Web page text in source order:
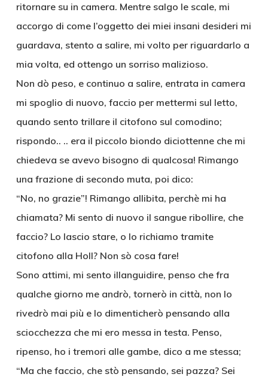
ritornare su in camera. Mentre salgo le scale, mi
accorgo di come l’oggetto dei miei insani desideri mi
guardava, stento a salire, mi volto per riguardarlo a
mia volta, ed ottengo un sorriso malizioso.
Non dò peso, e continuo a salire, entrata in camera
mi spoglio di nuovo, faccio per mettermi sul letto,
quando sento trillare il citofono sul comodino;
rispondo.. .. era il piccolo biondo diciottenne che mi
chiedeva se avevo bisogno di qualcosa! Rimango
una frazione di secondo muta, poi dico:
“No, no grazie”! Rimango allibita, perchè mi ha
chiamata? Mi sento di nuovo il sangue ribollire, che
faccio? Lo lascio stare, o lo richiamo tramite
citofono alla Holl? Non sò cosa fare!
Sono attimi, mi sento illanguidire, penso che fra
qualche giorno me andrò, tornerò in città, non lo
rivedrò mai più e lo dimenticherò pensando alla
sciocchezza che mi ero messa in testa. Penso,
ripenso, ho i tremori alle gambe, dico a me stessa;
“Ma che faccio, che stò pensando, sei pazza? Sei